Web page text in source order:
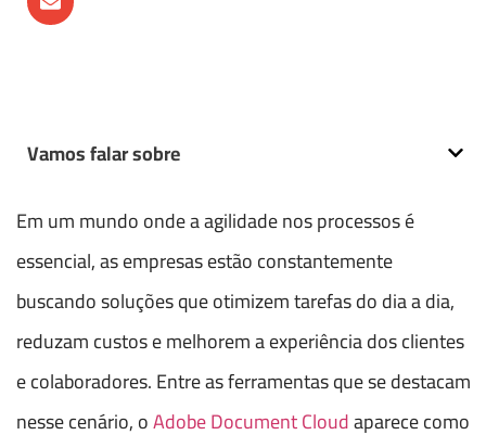
Vamos falar sobre
Em um mundo onde a agilidade nos processos é
essencial, as empresas estão constantemente
buscando soluções que otimizem tarefas do dia a dia,
reduzam custos e melhorem a experiência dos clientes
e colaboradores. Entre as ferramentas que se destacam
nesse cenário, oAdobe Document Cloudaparece como